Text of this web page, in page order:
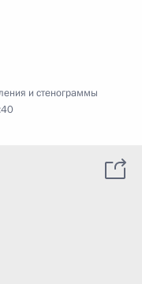
и стенограммы